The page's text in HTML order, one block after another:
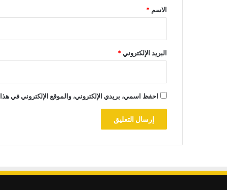
*
الاسم *
البريد الإلكتروني*
احفظ اسمي، بريدي الإلكتروني، والموقع الإلكتروني في